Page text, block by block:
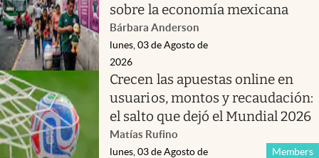
sobre la economía mexicana
Bárbara Anderson
lunes, 03 de Agosto de
2026
Crecen las apuestas online en
usuarios, montos y recaudación:
el salto que dejó el Mundial 2026
Matías Rufino
Members
lunes, 03 de Agosto de